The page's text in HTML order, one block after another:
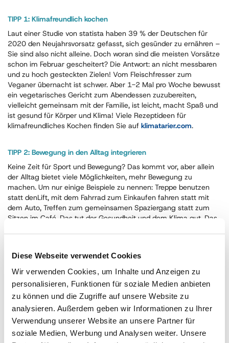
Diese Webseite verwendet Cookies
Wir verwenden Cookies, um Inhalte und Anzeigen zu
personalisieren, Funktionen für soziale Medien anbieten
zu können und die Zugriffe auf unsere Website zu
analysieren. Außerdem geben wir Informationen zu Ihrer
Verwendung unserer Website an unsere Partner für
soziale Medien, Werbung und Analysen weiter. Unsere
TIPP 1: Klimafreundlich kochen
Laut einer Studie von statista haben 39 % der Deutschen für
2020 den Neujahrsvorsatz gefasst, sich gesünder zu ernähren –
Sie sind also nicht alleine. Doch woran sind die meisten Vorsätze
schon im Februar gescheitert? Die Antwort: an nicht messbaren
und zu hoch gesteckten Zielen! Vom Fleischfresser zum
Veganer übernacht ist schwer. Aber 1-2 Mal pro Woche bewusst
ein vegetarisches Gericht zum Abendessen zuzubereiten,
vielleicht gemeinsam mit der Familie, ist leicht, macht Spaß und
ist gesund für Körper und Klima! Viele Rezeptideen für
klimafreundliches Kochen finden Sie auf klimatarier.com.
TIPP 2: Bewegung in den Alltag integrieren
Keine Zeit für Sport und Bewegung? Das kommt vor, aber allein
der Alltag bietet viele Möglichkeiten, mehr Bewegung zu
machen. Um nur einige Beispiele zu nennen: Treppe benutzen
statt denLift, mit dem Fahrrad zum Einkaufen fahren statt mit
dem Auto, Treffen zum gemeinsamen Spaziergang statt zum
Sitzen im Café. Das tut der Gesundheit und dem Klima gut. Das
Wie